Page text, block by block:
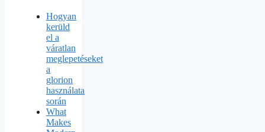
Hogyan
kerüld
el a
váratlan
meglepetéseket
a
glorion
használata
során
What
Makes